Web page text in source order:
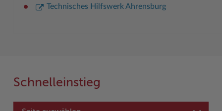
Technisches Hilfswerk Ahrensburg
Schnelleinstieg